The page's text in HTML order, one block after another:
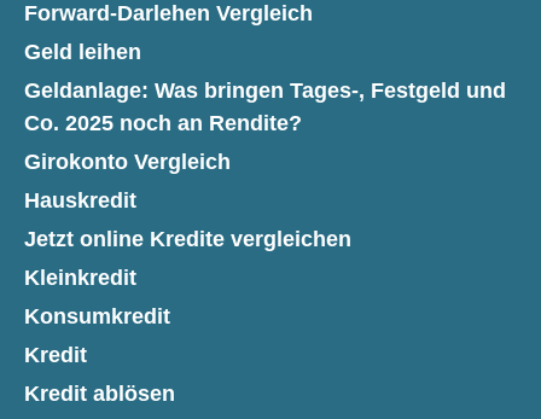
Forward-Darlehen Vergleich
Geld leihen
Geldanlage: Was bringen Tages-, Festgeld und
Co. 2025 noch an Rendite?
Girokonto Vergleich
Hauskredit
Jetzt online Kredite vergleichen
Kleinkredit
Konsumkredit
Kredit
Kredit ablösen